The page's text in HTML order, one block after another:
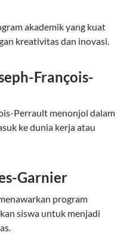
akademik yang kuat
kreativitas dan inovasi.
François-
Perrault menonjol dalam
ke dunia kerja atau
Garnier
program
siswa untuk menjadi